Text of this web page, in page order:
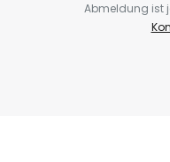
Abmeldung ist